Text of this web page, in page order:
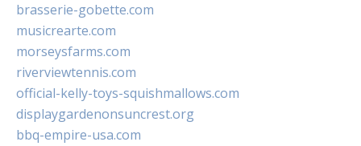
brasserie-gobette.com
musicrearte.com
morseysfarms.com
riverviewtennis.com
official-kelly-toys-squishmallows.com
displaygardenonsuncrest.org
bbq-empire-usa.com